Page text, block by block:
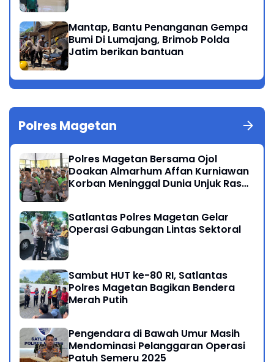
Mantap, Bantu Penanganan Gempa
Bumi Di Lumajang, Brimob Polda
Jatim berikan bantuan
Polres Magetan
Polres Magetan Bersama Ojol
Doakan Almarhum Affan Kurniawan
Korban Meninggal Dunia Unjuk Rasa
Satlantas Polres Magetan Gelar
Operasi Gabungan Lintas Sektoral
Sambut HUT ke-80 RI, Satlantas
Polres Magetan Bagikan Bendera
Merah Putih
Pengendara di Bawah Umur Masih
Mendominasi Pelanggaran Operasi
Patuh Semeru 2025